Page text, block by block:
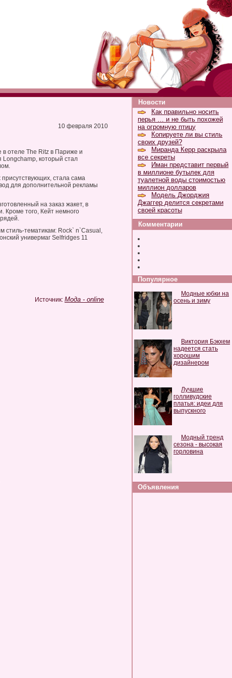
10 февраля 2010
отеле The Ritz в Париже и
Longchamp, который стал
присутствующих, стала сама
для дополнительной рекламы
на заказ жакет, в
Кроме того, Кейт немного
стиль-тематикам: Rock` n`Casual,
универмаг Selfridges 11
Источник: Мода - online
Новости
Как правильно носить
перья … и не быть похожей
на огромную птицу
Копируете ли вы стиль
своих друзей?
Миранда Керр раскрыла
все секреты
Иман представит первый
в миллионе бутылек для
туалетной воды стоимостью
миллион долларов
Модель Джорджия
Джаггер делится секретами
своей красоты
Комментарии
Популярное
Модные юбки на
осень и зиму
Виктория Бэкхем
надеется стать
хорошим
дизайнером
Лучшие
голливудские
платья: идеи для
выпускного
Модный тренд
сезона - высокая
горловина
Объявления